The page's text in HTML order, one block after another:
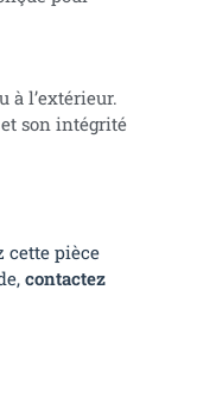
à l’extérieur.
son intégrité
cette pièce
contactez